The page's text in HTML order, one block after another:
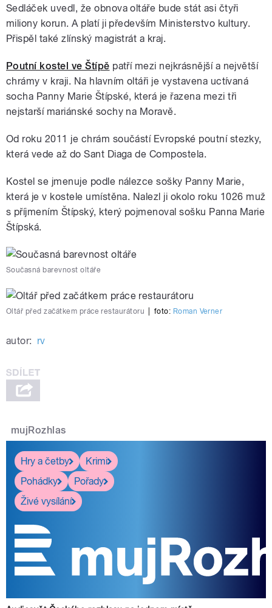
Sedláček uvedl, že obnova oltáře bude stát asi čtyři
miliony korun. A platí ji především Ministerstvo kultury.
Přispěl také zlínský magistrát a kraj.
Poutní kostel ve Štípě patří mezi nejkrásnější a největší
chrámy v kraji. Na hlavním oltáři je vystavena uctívaná
socha Panny Marie Štípské, která je řazena mezi tři
nejstarší mariánské sochy na Moravě.
Od roku 2011 je chrám součástí Evropské poutní stezky,
která vede až do Sant Diaga de Compostela.
Kostel se jmenuje podle nálezce sošky Panny Marie,
která je v kostele umístěna. Nalezl ji okolo roku 1026 muž
s příjmením Štípský, který pojmenoval sošku Panna Marie
Štípská.
Současná barevnost oltáře
Oltář před začátkem práce restaurátoru foto: Roman Verner
autor: rv
mujRozhlas
Hry a četby
Krimi
Pohádky
Pořady
Živé vysílání